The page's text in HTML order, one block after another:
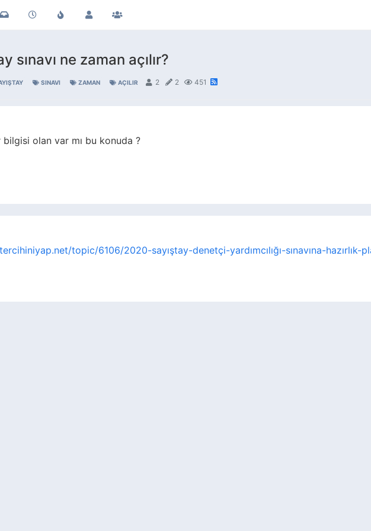
sınavı ne zaman açılır?
SINAVI ZAMAN AÇILIR 2 2 451
olan var mı bu konuda ?
topic/6106/2020-sayıştay-denetçi-yardımcılığı-sınavına-hazırlık-